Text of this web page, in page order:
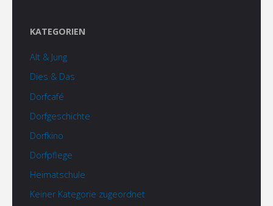
KATEGORIEN
Alt & Jung
Dies & Das
Dorfcafé
Dorfgeschichte
Dorfkino
Dorfpflege
Heimatschule
Keiner Kategorie zugeordnet